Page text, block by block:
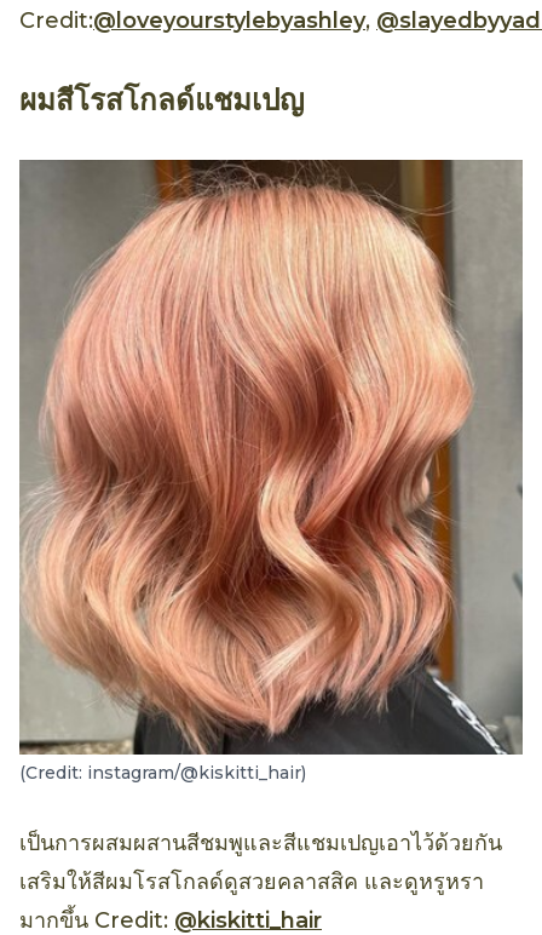
Credit:@loveyourstylebyashley,
ผมสีโรสโกลด์แชมเปญ
(Credit: instagram/@kiskitti_hair)
เป็นการผสมผสานสีชมพูและสีแชมเปญเอาไว้ด้วยกัน
เสริมให้สีผมโรสโกลด์ดูสวยคลาสสิค และดูหรูหรา
มากขึ้น Credit: @kiskitti_hair